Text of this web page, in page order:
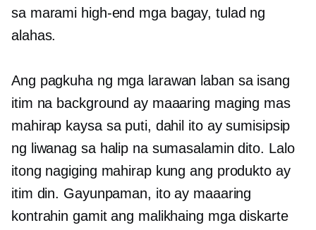
sa marami high-end mga bagay, tulad ng
alahas.
Ang pagkuha ng mga larawan laban sa isang
itim na background ay maaaring maging mas
mahirap kaysa sa puti, dahil ito ay sumisipsip
ng liwanag sa halip na sumasalamin dito. Lalo
itong nagiging mahirap kung ang produkto ay
itim din. Gayunpaman, ito ay maaaring
kontrahin gamit ang malikhaing mga diskarte